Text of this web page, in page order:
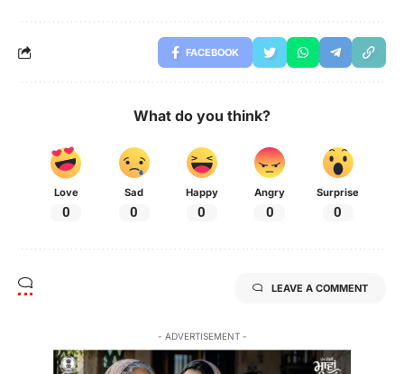
FACEBOOK
What do you think?
Love
0
Sad
0
Happy
0
Angry
0
Surprise
0
LEAVE A COMMENT
- ADVERTISEMENT -